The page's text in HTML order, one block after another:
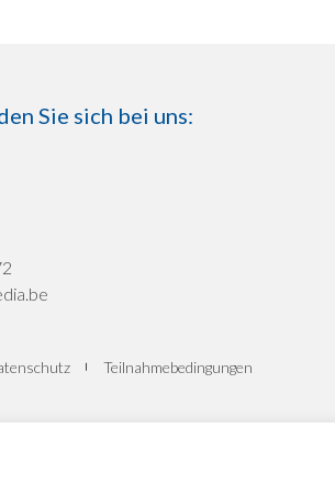
Sie sich bei uns:
Teilnahmebedingungen